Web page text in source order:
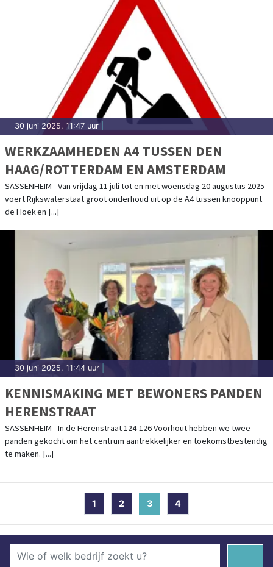
30 juni 2025, 11:47 uur|
WERKZAAMHEDEN A4 TUSSEN DEN
HAAG/ROTTERDAM EN AMSTERDAM
SASSENHEIM - Van vrijdag 11 juli tot en met woensdag 20 augustus 2025
voert Rijkswaterstaat groot onderhoud uit op de A4 tussen knooppunt
de Hoek en [...]
30 juni 2025, 11:44 uur
KENNISMAKING MET BEWONERS PANDEN
HERENSTRAAT
SASSENHEIM - In de Herenstraat 124-126 Voorhout hebben we twee
panden gekocht om het centrum aantrekkelijker en toekomstbestendig
te maken. [...]
1 2 3 (current)
4